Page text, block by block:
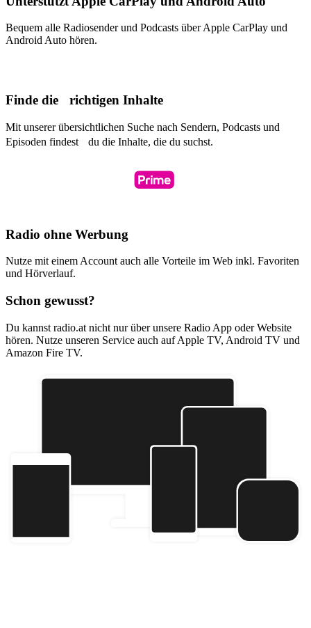
Bequem alle Radiosender und Podcasts über Apple CarPlay und
Android Auto hören.
Finde die richtigen Inhalte
Mit unserer übersichtlichen Suche nach Sendern, Podcasts und
Episoden findest du die Inhalte, die du suchst.
Radio ohne Werbung
Nutze mit einem Account auch alle Vorteile im Web inkl. Favoriten
und Hörverlauf.
Schon gewusst?
Du kannst radio.at nicht nur über unsere Radio App oder Website
hören. Nutze unseren Service auch auf Apple TV, Android TV und
Amazon Fire TV.